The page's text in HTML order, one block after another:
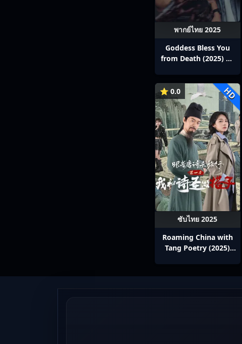
พากย์ไทย 2025
Goddess Bless You
from Death (2025) สิง
⭐ 0.0 HD
ซับไทย 2025
Roaming China with
Tang Poetry (2025)